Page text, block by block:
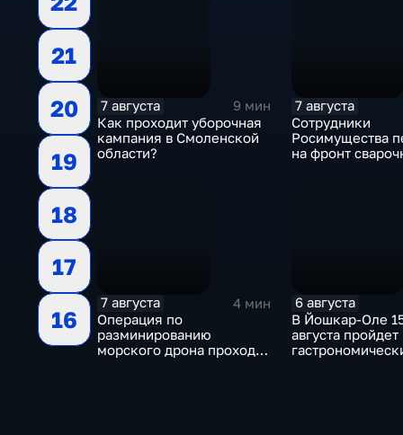
21
20
19
18
17
16
7 августа
9 мин
Как проходит уборочная
кампания в Смоленской
области?
7 августа
Сотрудники
Росимущества
на фронт
7 августа
4 мин
Операция по
разминированию
морского дрона проходит
6 августа
В Йошкар-Оле
августа пройдет